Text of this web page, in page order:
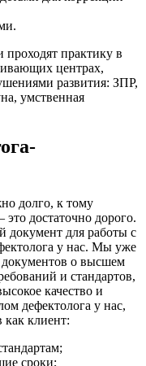
проходят практику в
центрах,
развития: ЗПР,
умственная
долго, к тому
достаточно дорого.
документ для работы с
у нас. Мы уже
документов о высшем
и стандартов,
качество и
дефектолога у нас,
клиент:
сроки;